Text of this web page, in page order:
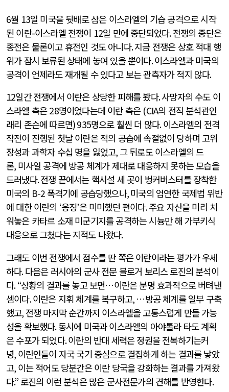
6월 13일 미국을 뒷배로 삼은 이스라엘의 기습 공격으로 시작
된 이란-이스라엘 전쟁이 12일 만에 중단되었다.전쟁의 중단은
종전은 물론이고 휴전인 것도 아니다.지금 전쟁은 상호 적대 행
위가 잠시 보류된 상태에 놓여 있을 뿐이다.이스라엘과 미국의
공격이 언제라도 재개될 수 있다고 보는 관측자가 적지 않다.
12일간 전쟁에서 이란은 상당한 피해를 봤다.사망자의 수도 이
스라엘 측은28명이었다는데 이란 측은 (CIA의 전직 분석관인
래리 존슨에 따르면) 935명으로 훨씬 더 많다.이스라엘의 전격
작전이 진행된 첫날 이란은 적의 공습에 속절없이 당하며 고위
장성과 과학자 수십 명을 잃었고,그 뒤로도 이스라엘의 드
론, 미사일 공격에 방공 체계가 제대로 대응하지 못하는 모습을
드러냈다.전쟁 끝에서는 핵시설 세 곳이 벙커버스터를 장착한
미국의 B-2 폭격기에 공습당했으나,미국의 엄연한 국제법 위반
에 대한 이란의 ‘응징’은 미미했던 편이다.주요 자산을 미리 치
워놓은 카타르 소재 미군기지를 공격하는 시늉만 해 가부키식
대응으로 그쳤다는 지적도 나왔다.
그래도 이번 전쟁에서 점수를 딴 쪽은 이란이라는 평가가 우세
하다.다음은 러시아의 군사 전문 블로거 보리스 로진의 분석이
다. “상황의 결과를 놓고 보면…이란은 분명 효과적으로 버텨낸
셈이다.이란은 지휘 체계를 복구하고, …방공 체계를 일부 구축
했고, 전쟁 마지막 순간까지 이스라엘을 고통스럽게 만들 가능
성을 확보했다.동시에 미국과 이스라엘의 아야톨라 타도 계획
은 수포가 되었다.이란의 반대 세력은 정권을 전복하기는커
녕, 이란인들이 자국 국기 중심으로 결집하게 하는 결과를 낳았
고, 이는 적어도 당분간은 이란 당국을 강화하는 결과를 가져왔
다.” 로진의 이런 분석은 많은 군사전문가의 견해를 반영한다.